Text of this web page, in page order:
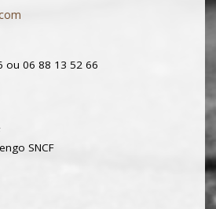
ou 06 88 13 52 66
SNCF